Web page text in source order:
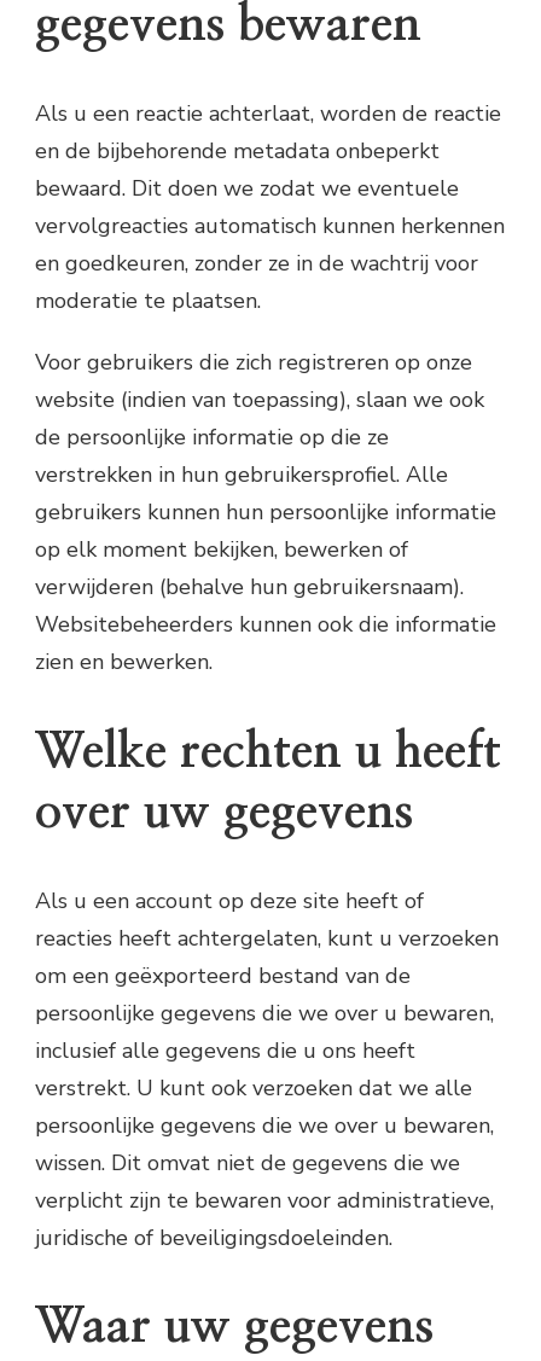
gegevens bewaren
Als u een reactie achterlaat, worden de reactie
en de bijbehorende metadata onbeperkt
bewaard. Dit doen we zodat we eventuele
vervolgreacties automatisch kunnen herkennen
en goedkeuren, zonder ze in de wachtrij voor
moderatie te plaatsen.
Voor gebruikers die zich registreren op onze
website (indien van toepassing), slaan we ook
de persoonlijke informatie op die ze
verstrekken in hun gebruikersprofiel. Alle
gebruikers kunnen hun persoonlijke informatie
op elk moment bekijken, bewerken of
verwijderen (behalve hun gebruikersnaam).
Websitebeheerders kunnen ook die informatie
zien en bewerken.
Welke rechten u heeft
over uw gegevens
Als u een account op deze site heeft of
reacties heeft achtergelaten, kunt u verzoeken
om een geëxporteerd bestand van de
persoonlijke gegevens die we over u bewaren,
inclusief alle gegevens die u ons heeft
verstrekt. U kunt ook verzoeken dat we alle
persoonlijke gegevens die we over u bewaren,
wissen. Dit omvat niet de gegevens die we
verplicht zijn te bewaren voor administratieve,
juridische of beveiligingsdoeleinden.
Waar uw gegevens